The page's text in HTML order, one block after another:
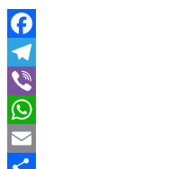
Facebook
Telegram
Viber
WhatsApp